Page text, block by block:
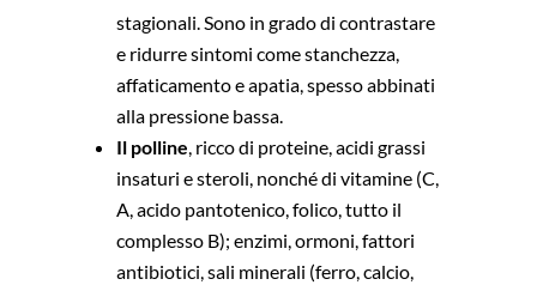
stagionali. Sono in grado di contrastare
e ridurre sintomi come stanchezza,
affaticamento e apatia, spesso abbinati
alla pressione bassa.
Il polline, ricco di proteine, acidi grassi
insaturi e steroli, nonché di vitamine (C,
A, acido pantotenico, folico, tutto il
complesso B); enzimi, ormoni, fattori
antibiotici, sali minerali (ferro, calcio,